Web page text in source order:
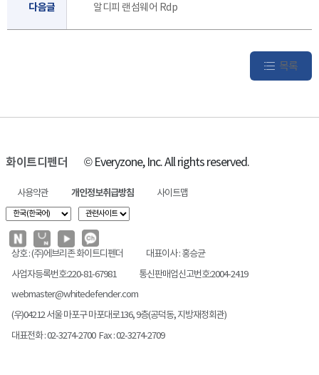
다음글 알디피 랜섬웨어 Rdp
목록
화이트디펜더 © Everyzone, Inc. All rights reserved.
사용약관 개인정보취급방침 사이트맵
상호 : (주)에브리존 화이트디펜더
대표이사 : 홍승균
사업자등록번호:220-81-67981
통신판매업신고번호:2004-2419
webmaster@whitedefender.com
(우)04212 서울 마포구 마포대로136, 9층(공덕동, 지방재정회관)
대표전화 : 02-3274-2700 Fax : 02-3274-2709